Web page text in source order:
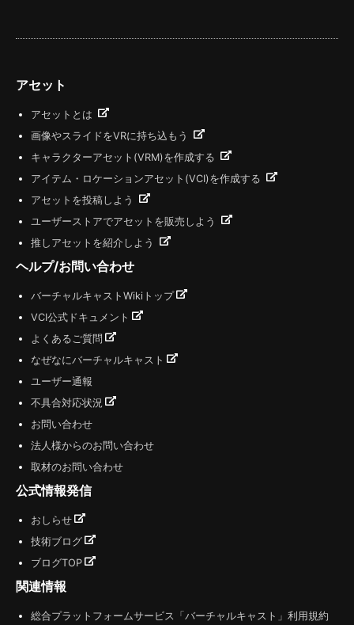
アセット
アセットとは
画像やスライドをVRに持ち込もう
キャラクターアセット(VRM)を作成する
アイテム・ロケーションアセット(VCI)を作成する
アセットを投稿しよう
ユーザーストアでアセットを販売しよう
推しアセットを紹介しよう
ヘルプ/お問い合わせ
バーチャルキャストWikiトップ
VCI公式ドキュメント
よくあるご質問
なぜなにバーチャルキャスト
ユーザー通報
不具合対応状況
お問い合わせ
法人様からのお問い合わせ
取材のお問い合わせ
公式情報発信
おしらせ
技術ブログ
ブログTOP
関連情報
総合プラットフォームサービス「バーチャルキャスト」利用規約